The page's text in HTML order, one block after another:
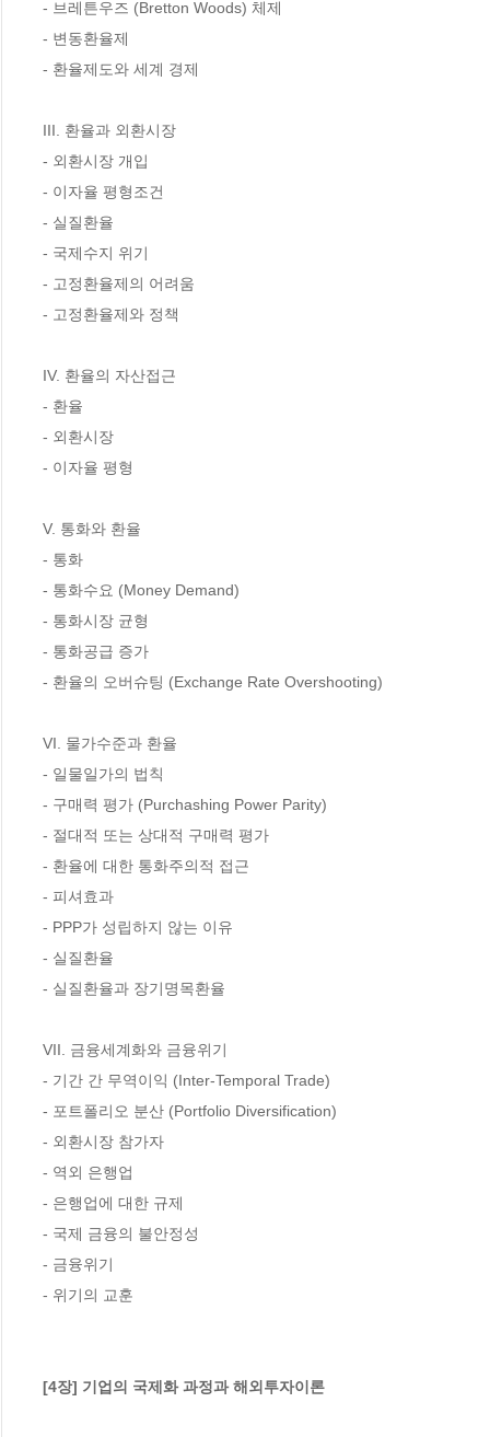
- 브레튼우즈 (Bretton Woods) 체제
- 변동환율제
- 환율제도와 세계 경제
III. 환율과 외환시장
- 외환시장 개입
- 이자율 평형조건
- 실질환율
- 국제수지 위기
- 고정환율제의 어려움
- 고정환율제와 정책
IV. 환율의 자산접근
- 환율
- 외환시장
- 이자율 평형
V. 통화와 환율
- 통화
- 통화수요 (Money Demand)
- 통화시장 균형
- 통화공급 증가
- 환율의 오버슈팅 (Exchange Rate Overshooting)
VI. 물가수준과 환율
- 일물일가의 법칙
- 구매력 평가 (Purchashing Power Parity)
- 절대적 또는 상대적 구매력 평가
- 환율에 대한 통화주의적 접근
- 피셔효과
- PPP가 성립하지 않는 이유
- 실질환율
- 실질환율과 장기명목환율
VII. 금융세계화와 금융위기
- 기간 간 무역이익 (Inter-Temporal Trade)
- 포트폴리오 분산 (Portfolio Diversification)
- 외환시장 참가자
- 역외 은행업
- 은행업에 대한 규제
- 국제 금융의 불안정성
- 금융위기
- 위기의 교훈
[4장] 기업의 국제화 과정과 해외투자이론